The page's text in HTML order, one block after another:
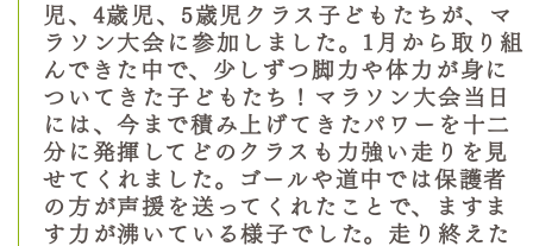
児、4歳児、5歳児クラス子どもたちが、マ
ラソン大会に参加しました。1月から取り組
んできた中で、少しずつ脚力や体力が身に
ついてきた子どもたち！マラソン大会当日
には、今まで積み上げてきたパワーを十二
分に発揮してどのクラスも力強い走りを見
せてくれました。ゴールや道中では保護者
の方が声援を送ってくれたことで、ますま
す力が沸いている様子でした。走り終えた